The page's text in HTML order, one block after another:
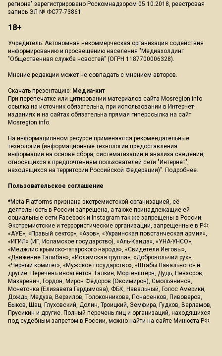
региона" зарегистрировано Роскомнадзором 05.10.2018, реестровая
запись ЭЛ № ФС77-73861.
18+
Учредитель: Автономная некоммерческая организация содействия
информированию и просвещению населения "Медиахолдинг
"Общественная служба новостей" (ОГРН 1187700006328).
Мнение редакции может не совпадать с мнением авторов.
Скачать презентацию: Медиа-кит
При перепечатке или цитировании материалов сайта Mosregion.info
ссылка на источник обязательна, при использовании в Интернет-
изданиях и на сайтах обязательна прямая гиперссылка на сайт
Mosregion.info.
На информационном ресурсе применяются рекомендательные
технологии (информационные технологии предоставления
информации на основе сбора, систематизации и анализа сведений,
относящихся к предпочтениям пользователей сети "Интернет",
находящихся на территории Российской Федерации)". Подробнее.
Пользовательское соглашение
*Meta Platforms признана экстремистской организацией, её
деятельность в России запрещена, а также принадлежащие ей
социальные сети Facebook и Instagram так же запрещены в России.
Экстремистские и террористические организации, запрещенные в РФ:
«АУЕ», «Правый сектор», «Азов», «Украинская повстанческая армия»,
«ИГИЛ» (ИГ, Исламское государство), «Аль-Каида», «УНА-УНСО»,
«Меджлис крымско-татарского народа», «Свидетели Иеговы»,
«Движение Талибан», «Исламская группа», «Добровольчий рух»,
«Чёрный комитет», «Мужское государство», «Штабы Навального» и
другие. Перечень иноагентов: Галкин, Моргенштерн, Дудь, Невзоров,
Макаревич, Гордон, Мирон Фёдоров (Оксимирон), Смольянинов,
Монеточка (Елизавета Гардымова), ФБК, Навальный, Голос Америки,
Дождь, Медуза, Верзилов, Толоконникова, Понасенков, Пивоваров,
Быков, Шац, Глуховский, Долин, Троицкий, Земфира, Гудков, Варламов,
Прусикин и другие. Полный перечень лиц и организаций, находящихся
под судебным запретом в России, можно найти на сайте Минюста РФ.